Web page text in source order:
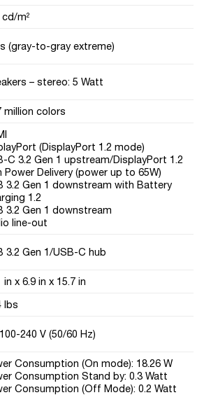
m²
(gray-to-gray extreme)
– stereo: 5 Watt
million colors
(DisplayPort 1.2 mode)
C 3.2 Gen 1 upstream/DisplayPort 1.2
Power Delivery (power up to 65W)
3.2 Gen 1 downstream with Battery
1.2
3.2 Gen 1 downstream
line-out
3.2 Gen 1/USB-C hub
in x 6.9 in x 15.7 in
lbs
240 V (50/60 Hz)
Consumption (On mode): 18.26 W
Consumption Stand by: 0.3 Watt
Consumption (Off Mode): 0.2 Watt